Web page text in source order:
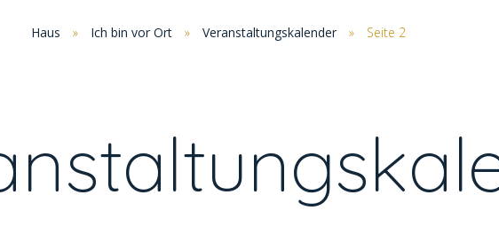
Haus » Ich bin vor Ort » Veranstaltungskalender » Seite 2